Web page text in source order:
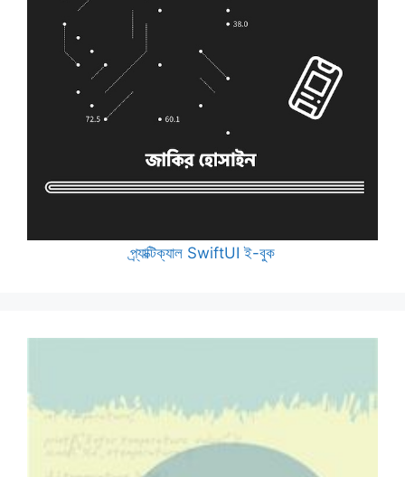
প্র্যাক্টিক্যাল SwiftUI ই-বুক